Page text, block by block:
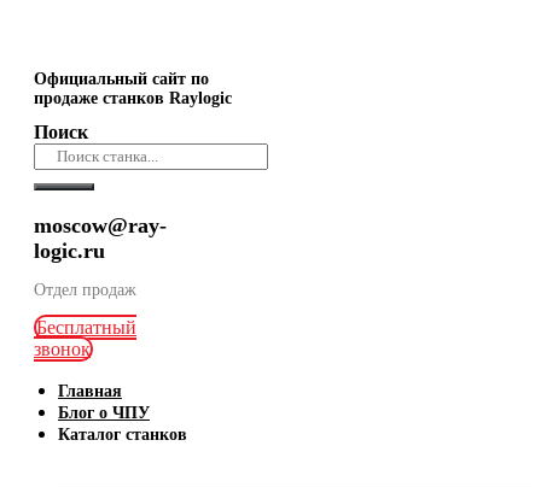
Официальный сайт по
продаже станков Raylogic
Поиск
moscow@ray-
logic.ru
Отдел продаж
Бесплатный
звонок
Главная
Блог о ЧПУ
Каталог станков